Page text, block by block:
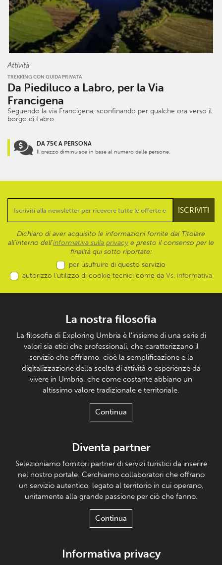
Attività
TREKKING CON GUIDA PRIVATA
Da Piediluco a Labro, per la Via
Francigena
Seguendo la via Francigena, sconfinando per qualche ora verso il
borgo di Labro
DA 75€ A PERSONA
Il prezzo diminuisce in base al numero delle persone.
Dichiaro di aver acquisito le informazioni fornite dal Titolare
all’interno dell'informativa sulla privacy e presto il consenso per le
finalità qui sotto riportate:
per usufruire di questo servizio
autorizzo l’utilizzo di cookie tecnici come da Vs. informativa
La nostra filosofia
La filosofia di Exploring Umbria è l’insieme di una serie di
valori sia etici che professionali, che caratterizzano il
servizio che offriamo, cioè la semplificazione e la
digitalizzazione della scelta di attività o esperienze da
vivere in Umbria, che come costante abbiano un
altissimo valore tradizionale e territoriale.
Continua
Diventa partner
Selezioniamo fornitori partner di servizi turistici da inserire
nel nostro portale. Cerchiamo collaboratori che offrano
un servizio autentico, legato al territorio in cui operano,
unitamente alla grande passione per ciò che fanno.
Continua
Informativa privacy